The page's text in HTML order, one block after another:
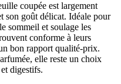
coupée est largement
son goût délicat. Idéale pour
sommeil et soulage les
conforme à leurs
bon rapport qualité-prix.
elle reste un choix
digestifs.